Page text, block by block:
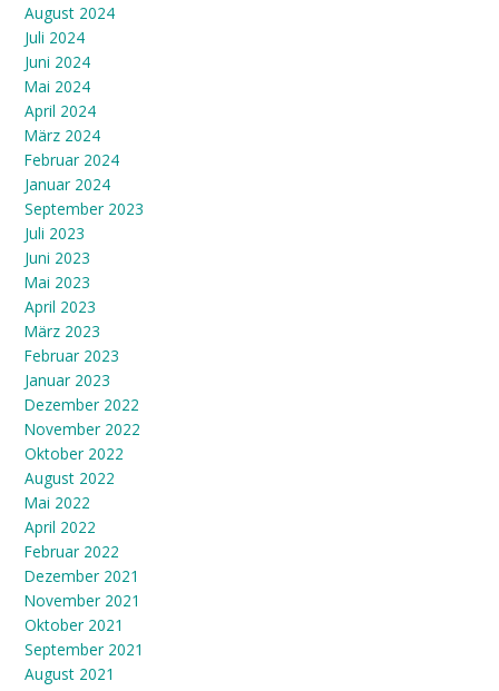
August 2024
Juli 2024
Juni 2024
Mai 2024
April 2024
März 2024
Februar 2024
Januar 2024
September 2023
Juli 2023
Juni 2023
Mai 2023
April 2023
März 2023
Februar 2023
Januar 2023
Dezember 2022
November 2022
Oktober 2022
August 2022
Mai 2022
April 2022
Februar 2022
Dezember 2021
November 2021
Oktober 2021
September 2021
August 2021